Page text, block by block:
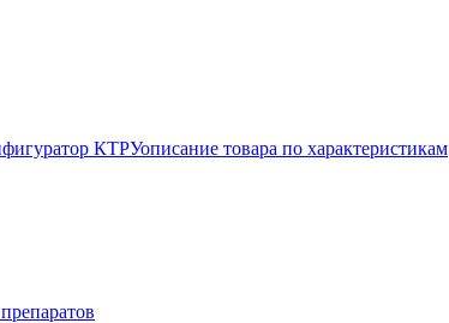
КТРУописание товара по характеристикам